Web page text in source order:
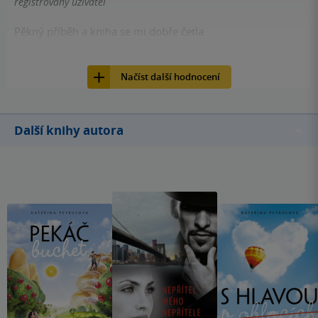
Pěkný příběh a kniha se mi dobře četla.
Načíst další hodnocení
Další knihy autora